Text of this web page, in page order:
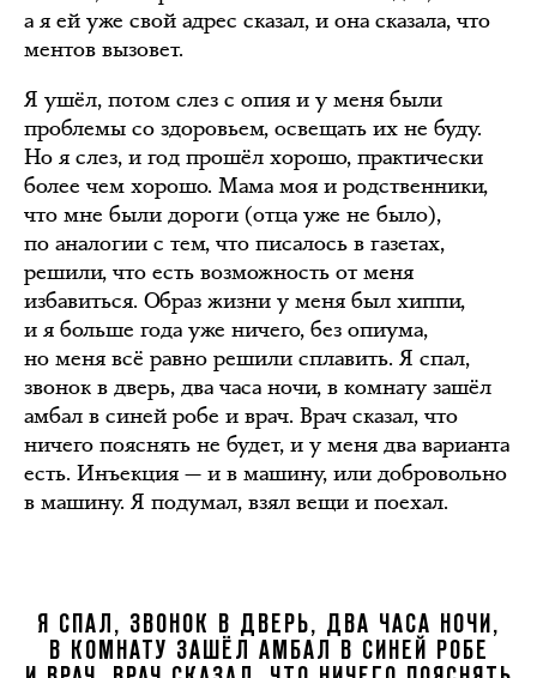
а я ей уже свой адрес сказал, и она сказала, что
ментов вызовет.
Я ушёл, потом слез с опия и у меня были
проблемы со здоровьем, освещать их не буду.
Но я слез, и год прошёл хорошо, практически
более чем хорошо. Мама моя и родственники,
что мне были дороги (отца уже не было),
по аналогии с тем, что писалось в газетах,
решили, что есть возможность от меня
избавиться. Образ жизни у меня был хиппи,
и я больше года уже ничего, без опиума,
но меня всё равно решили сплавить. Я спал,
звонок в дверь, два часа ночи, в комнату зашёл
амбал в синей робе и врач. Врач сказал, что
ничего пояснять не будет, и у меня два варианта
есть. Инъекция — и в машину, или добровольно
в машину. Я подумал, взял вещи и поехал.
Я СПАЛ, ЗВОНОК В ДВЕРЬ, ДВА ЧАСА НОЧИ,
В КОМНАТУ ЗАШЁЛ АМБАЛ В СИНЕЙ РОБЕ